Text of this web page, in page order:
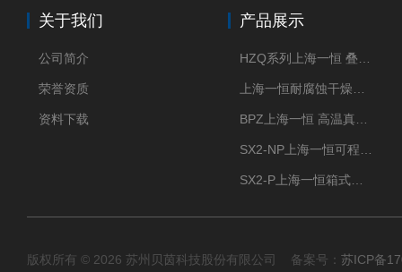
关于我们
公司简介
荣誉资质
资料下载
产品展示
版权所有 © 2026 苏州贝茵科技股份有限公司 备案号： 苏ICP备